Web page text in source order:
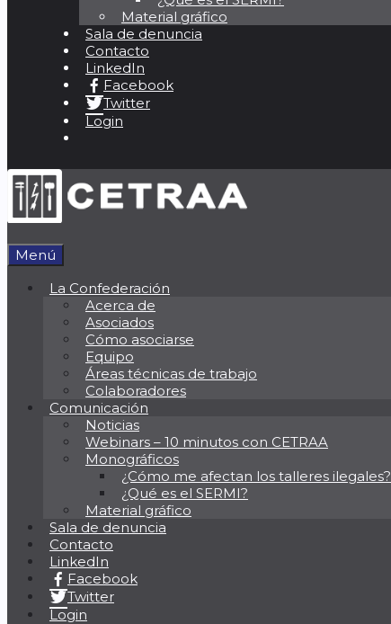
Material gráfico
Sala de denuncia
Contacto
LinkedIn
Facebook
Twitter
Login
Menú
La Confederación
Acerca de
Asociados
Cómo asociarse
Equipo
Áreas técnicas de trabajo
Colaboradores
Comunicación
Noticias
Webinars – 10 minutos con CETRAA
Monográficos
¿Cómo me afectan los talleres ilegales?
¿Qué es el SERMI?
Material gráfico
Sala de denuncia
Contacto
LinkedIn
Facebook
Twitter
Login